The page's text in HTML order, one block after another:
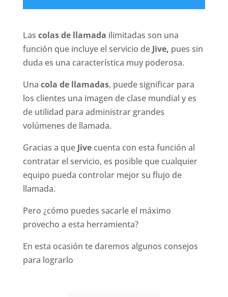
Las colas de llamada ilimitadas son una
función que incluye el servicio de Jive, pues sin
duda es una característica muy poderosa.
Una cola de llamadas, puede significar para
los clientes una imagen de clase mundial y es
de utilidad para administrar grandes
volúmenes de llamada.
Gracias a que Jivecuenta con esta función al
contratar el servicio, es posible que cualquier
equipo pueda controlar mejor su flujo de
llamada.
Pero ¿cómo puedes sacarle el máximo
provecho a esta herramienta?
En esta ocasión te daremos algunos consejos
para lograrlo